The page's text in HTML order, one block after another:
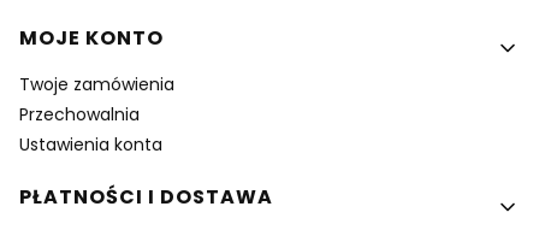
MOJE KONTO
Twoje zamówienia
Przechowalnia
Ustawienia konta
PŁATNOŚCI I DOSTAWA